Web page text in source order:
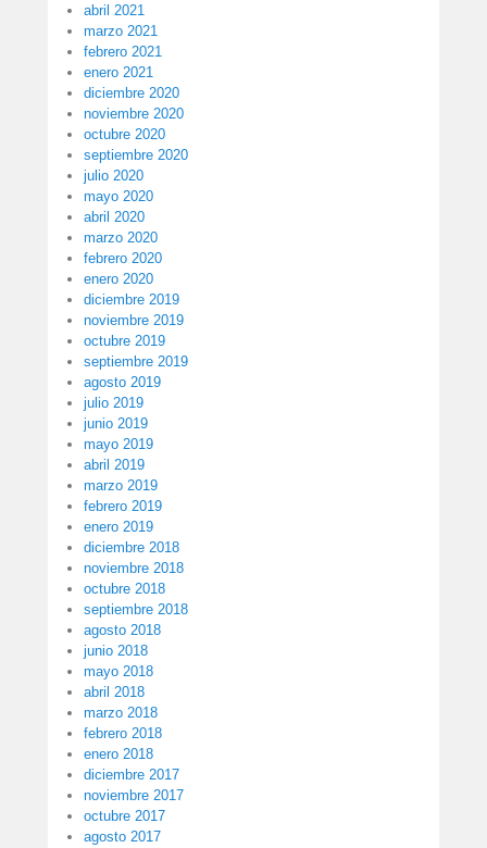
abril 2021
marzo 2021
febrero 2021
enero 2021
diciembre 2020
noviembre 2020
octubre 2020
septiembre 2020
julio 2020
mayo 2020
abril 2020
marzo 2020
febrero 2020
enero 2020
diciembre 2019
noviembre 2019
octubre 2019
septiembre 2019
agosto 2019
julio 2019
junio 2019
mayo 2019
abril 2019
marzo 2019
febrero 2019
enero 2019
diciembre 2018
noviembre 2018
octubre 2018
septiembre 2018
agosto 2018
junio 2018
mayo 2018
abril 2018
marzo 2018
febrero 2018
enero 2018
diciembre 2017
noviembre 2017
octubre 2017
agosto 2017